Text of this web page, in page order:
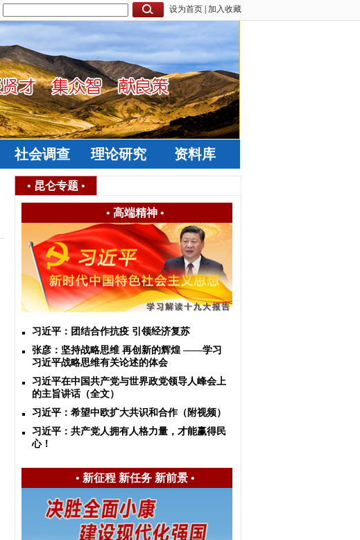
设为首页 加入收藏
社会调查 理论研究 资料库
• 昆仑专题 •
• 高端精神•
习近平：团结合作抗疫 引领经济复苏
张彦：坚持战略思维 再创新的辉煌 ——学习
习近平战略思维有关论述的体会
习近平在中国共产党与世界政党领导人峰会上
的主旨讲话（全文）
习近平：希望中欧扩大共识和合作（附视频）
习近平：共产党人拥有人格力量，才能赢得民
心！
• 新征程 新任务 新前景•